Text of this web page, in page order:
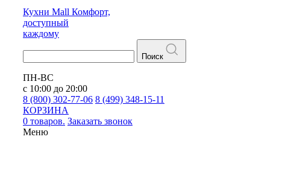
Кухни Mall Комфорт,
доступный
каждому
Поиск
ПН-ВС
с 10:00 до 20:00
8 (800) 302-77-06 8 (499) 348-15-11
КОРЗИНА
0 товаров. Заказать звонок
Меню